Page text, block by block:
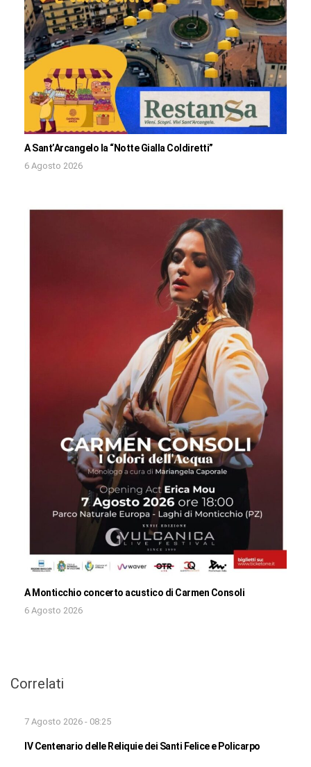
A Sant’Arcangelo la “Notte Gialla Coldiretti”
6 Agosto 2026
A Monticchio concerto acustico di Carmen Consoli
6 Agosto 2026
Correlati
7 Agosto 2026 - 08:25
IV Centenario delle Reliquie dei Santi Felice e Policarpo